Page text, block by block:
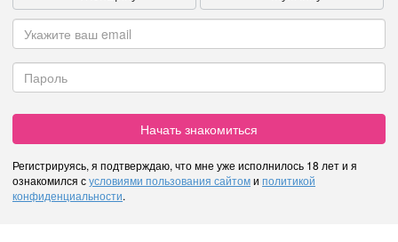
Начать знакомиться
Регистрируясь, я подтверждаю, что мне уже исполнилось 18 лет и я
ознакомился сусловиями пользования сайтоми политикой
конфиденциальности.